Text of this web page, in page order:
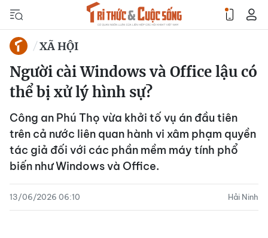
XÃ HỘI
Người cài Windows và Office lậu có
thể bị xử lý hình sự?
Công an Phú Thọ vừa khởi tố vụ án đầu tiên
trên cả nước liên quan hành vi xâm phạm quyền
tác giả đối với các phần mềm máy tính phổ
biến như Windows và Office.
13/06/2026 06:10 Hải Ninh